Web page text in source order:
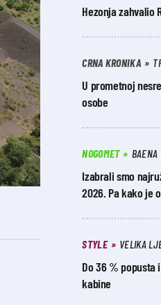
Hezonja zahvalio
CRNA KRONIKA
U prometnoj
osobe
NOGOMET BAENA
Izabrali smo
2026. Pa kako je
STYLE VELIKA
Do 36 % popusta
kabine